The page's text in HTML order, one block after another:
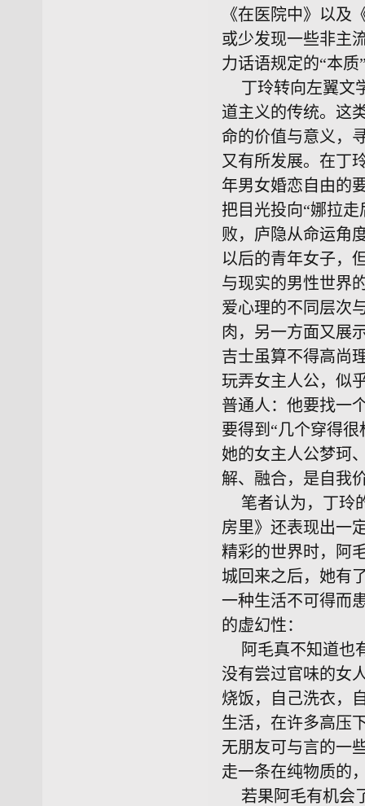
《在医院中》以及
或少发现一些非主
力话语规定的“本
丁玲转向左翼文
道主义的传统。这
命的价值与意义，
又有所发展。在丁
年男女婚恋自由的
把目光投向“娜拉
败，庐隐从命运角
以后的青年女子，
与现实的男性世界
爱心理的不同层次
肉，另一方面又展
吉士虽算不得高尚
玩弄女主人公，似
普通人：他要找一
要得到“几个穿得
她的女主人公梦珂
解、融合，是自我
笔者认为，丁玲
房里》还表现出一
精彩的世界时，阿
城回来之后，她有
一种生活不可得而
的虚幻性：
阿毛真不知道也
没有尝过官味的女
烧饭，自己洗衣，
生活，在许多高压
无朋友可与言的一
走一条在纯物质的
若果阿毛有机会